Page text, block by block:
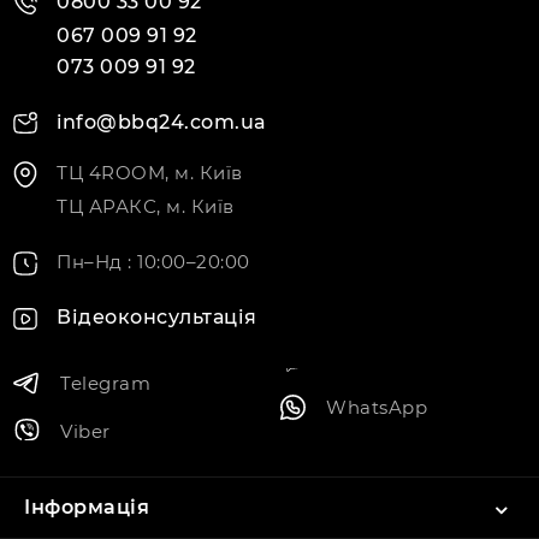
067 009 91 92
073 009 91 92
info@bbq24.com.ua
ТЦ 4ROOM, м. Київ
ТЦ АРАКС, м. Київ
Пн–Нд : 10:00–20:00
Відеоконсультація
Telegram
Viber
WhatsApp
Інформація